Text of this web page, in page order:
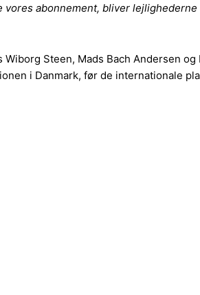
abonnement, bliver
Steen, Mads Bach Andersen
i Danmark, før de internationale